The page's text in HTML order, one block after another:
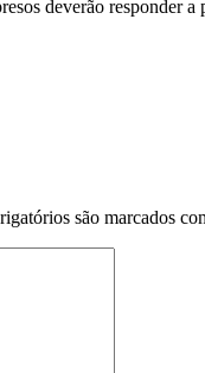
deverão
são marcados